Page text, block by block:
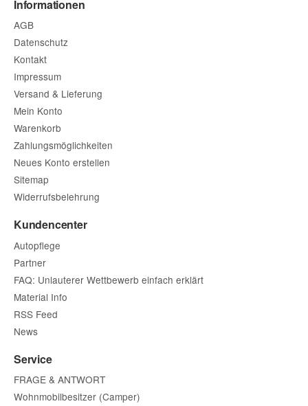
(* = Pflichtfelder)
Bitte beachten Sie unsere Datenschutzerklärung
Informationen
AGB
Datenschutz
Kontakt
Impressum
Versand & Lieferung
Mein Konto
Warenkorb
Zahlungsmöglichkeiten
Neues Konto erstellen
Sitemap
Widerrufsbelehrung
Kundencenter
Autopflege
Partner
FAQ: Unlauterer Wettbewerb einfach erklärt
Material Info
RSS Feed
News
Service
FRAGE & ANTWORT
Wohnmobilbesitzer (Camper)